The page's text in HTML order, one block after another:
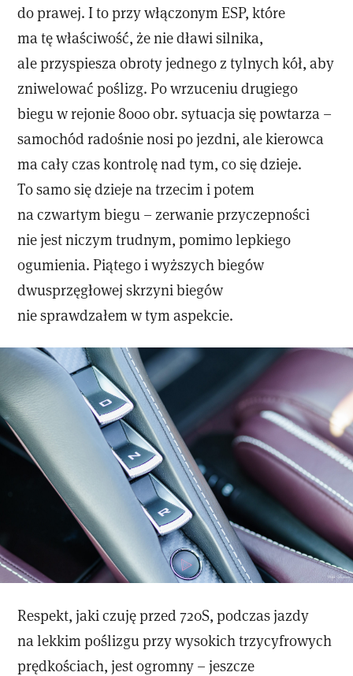
do prawej. I to przy włączonym ESP, które
ma tę właściwość, że nie dławi silnika,
ale przyspiesza obroty jednego z tylnych kół, aby
zniwelować poślizg. Po wrzuceniu drugiego
biegu w rejonie 8000 obr. sytuacja się powtarza –
samochód radośnie nosi po jezdni, ale kierowca
ma cały czas kontrolę nad tym, co się dzieje.
To samo się dzieje na trzecim i potem
na czwartym biegu – zerwanie przyczepności
nie jest niczym trudnym, pomimo lepkiego
ogumienia. Piątego i wyższych biegów
dwusprzęgłowej skrzyni biegów
nie sprawdzałem w tym aspekcie.
Respekt, jaki czuję przed 720S, podczas jazdy
na lekkim poślizgu przy wysokich trzycyfrowych
prędkościach, jest ogromny – jeszcze